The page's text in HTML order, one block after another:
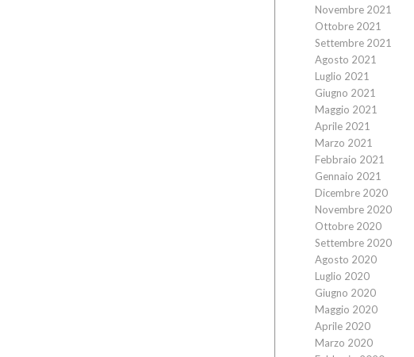
Novembre 2021
Ottobre 2021
Settembre 2021
Agosto 2021
Luglio 2021
Giugno 2021
Maggio 2021
Aprile 2021
Marzo 2021
Febbraio 2021
Gennaio 2021
Dicembre 2020
Novembre 2020
Ottobre 2020
Settembre 2020
Agosto 2020
Luglio 2020
Giugno 2020
Maggio 2020
Aprile 2020
Marzo 2020